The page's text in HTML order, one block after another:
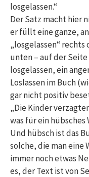
losgelassen.“
Der Satz macht hier
er füllt eine ganze,
„losgelassen“ rechts
unten – auf der
losgelassen, ein
Loslassen im Buch
gar nicht positiv
„Die Kinder
was für ein
Und hübsch ist das
solche, die man eine
immer noch etwas
es, der Text ist von